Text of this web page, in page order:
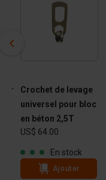
Crochet de levage
universel pour bloc
en béton 2,5T
US$ 64.00
En stock
Ajouter